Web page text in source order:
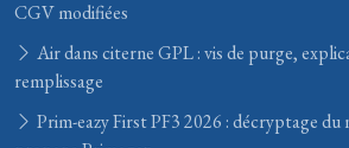
CGV modifiées
Air dans citerne GPL : vis de purge,
remplissage
Prim-eazy First PF3 2026 : décryptage du